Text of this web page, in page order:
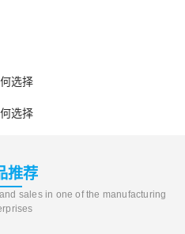
选择
选择
推荐
sales in one of the manufacturing